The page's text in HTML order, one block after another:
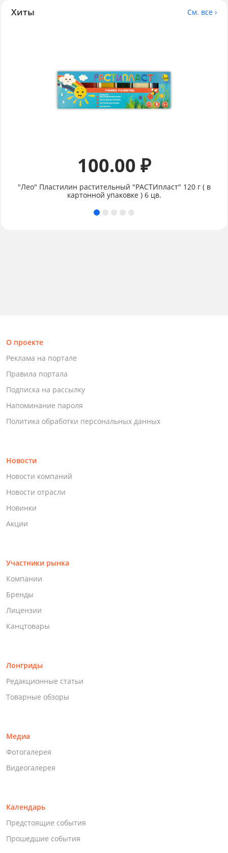
Хиты См. все ›
100.00 ₽
"Лео" Пластилин растительный "РАСТИпласт" 120 г ( в
картонной упаковке ) 6 цв.
О проекте
Реклама на портале
Правила портала
Подписка на рассылку
Напоминание пароля
Политика обработки персональных данных
Новости
Новости компаний
Новости отрасли
Новинки
Акции
Участники рынка
Компании
Бренды
Лицензии
Канцтовары
Лонгриды
Редакционные статьи
Товарные обзоры
Медиа
Фотогалерея
Видеогалерея
Календарь
Предстоящие события
Прошедшие события